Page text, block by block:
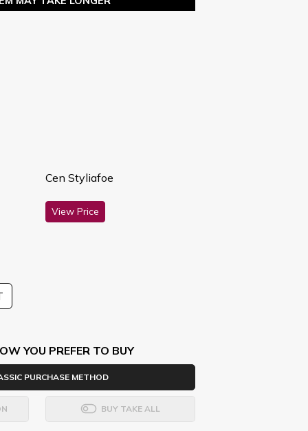
Cen Styliafoe
View Price
YOU PREFER TO BUY
PURCHASE METHOD
BUY TAKE ALL